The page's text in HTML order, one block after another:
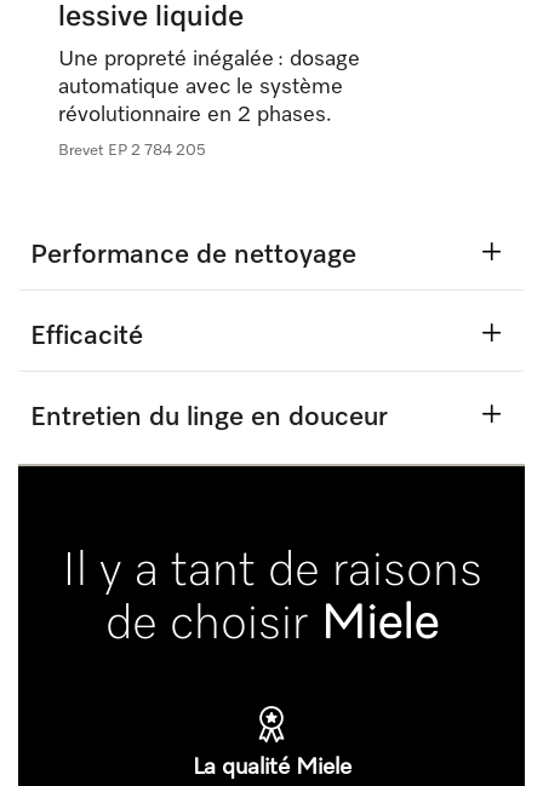
lessive liquide
Une propreté inégalée : dosage
automatique avec le système
révolutionnaire en 2 phases.
Brevet EP 2 784 205
Performance de nettoyage
Efficacité
Entretien du linge en douceur
Il y a tant de raisons
de choisir Miele
La qualité Miele